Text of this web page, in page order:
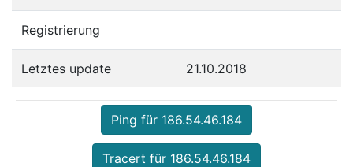
Registrierung
Letztes update 21.10.2018
Ping für 186.54.46.184
Tracert für 186.54.46.184